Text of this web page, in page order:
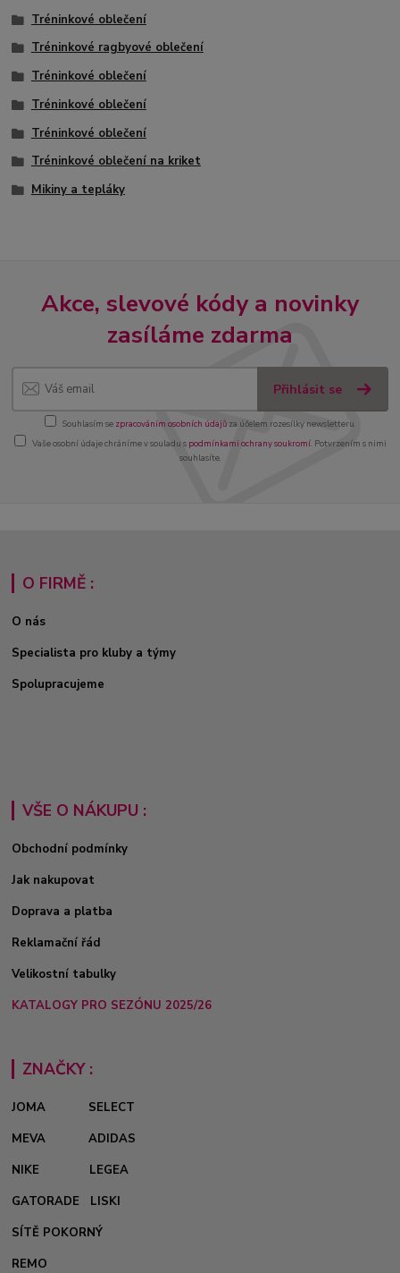
Tréninkové oblečení
Tréninkové ragbyové oblečení
Tréninkové oblečení
Tréninkové oblečení
Tréninkové oblečení
Tréninkové oblečení na kriket
Mikiny a tepláky
Akce, slevové kódy a novinky
zasíláme zdarma
Přihlásit se
Souhlasím se zpracováním osobních údajůza účelem rozesílky newsletteru.
Vaše osobní údaje chráníme v souladu s podmínkami ochrany soukromí. Potvrzením s nimi
souhlasíte.
O FIRMĚ :
O nás
Specialista pro kluby a týmy
Spolupracujeme
VŠE O NÁKUPU :
Obchodní podmínky
Jak nakupovat
Doprava a platba
Reklamační řád
Velikostní tabulky
KATALOGY PRO SEZÓNU 2025/26
ZNAČKY :
JOMA
SELECT
MEVA
ADIDAS
NIKE
LEGEA
GATORADE
LISKI
SÍTĚ POKORNÝ
REMO